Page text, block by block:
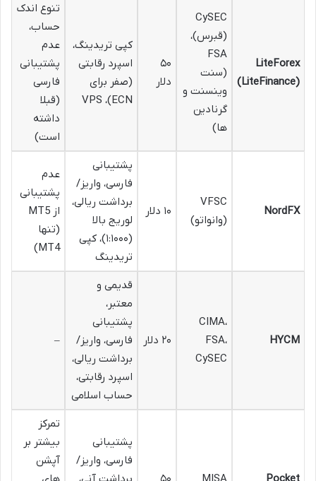
LiteForex
(LiteFinance)
CySEC
(قبرس)،
FSA
(سنت
وینسنت و
گرنادین
ها)
۵۰
دلار
کپی تریدینگ،
اسپرد رقابتی
(صفر برای
ECN)، VPS
تنوع اندک
حساب،
عدم
پشتیبانی
فارسی
(قبلا
داشته
است)
NordFX
VFSC
(وانواتو)
۱۰ دلار
پشتیبانی
فارسی، واریز/
برداشت ریالی،
لوریج بالا
(۱:۱۰۰۰)، کپی
تریدینگ
عدم
پشتیبانی
از MT5
(تنها
MT4)
HYCM
CIMA،
FSA،
CySEC
۲۰ دلار
قدیمی و
معتبر،
پشتیبانی
فارسی، واریز/
برداشت ریالی،
اسپرد رقابتی،
حساب اسلامی
–
پشتیبانی
فارسی، واریز/
تمرکز
بیشتر بر
آپشن